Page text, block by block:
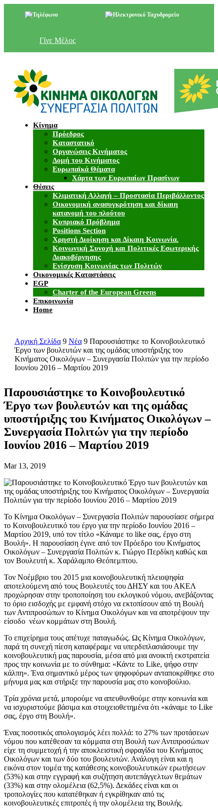
Γίνε Μέλος
Κίνημα
Πρόεδρος
Καταστατικό
Οργανώσεις Κινήματος
Δομή του Κινήματος
Ευρωπαϊκά Θέματα
Χάρτα των Ευρωπαίων Πρασίνων
Θέσεις
Κλιματική Αλλαγή – Προστασία Περιβάλλοντος
Οικονομική ανασυγκρότηση και δίκαιη
κατανομή του πλούτου
Κυπριακό Πρόβλημα
Positions Section
Χρηστή Διοίκηση και Δίκαιη Κοινωνία.
Κοινωνική Συνοχή και Πολιτικές Εσωτερικής
Διακυβέρνησης
Ενίσχυση Κοινωνίας των Πολιτών
Οικονομικές Καταστάσεις
EGP
Charter of the European Greens
Επικοινωνία
Home
Αρχική Σελίδα 9 Νέα 9 Παρουσιάστηκε το Κοινοβουλευτικό
Έργο των βουλευτών και της ομάδας υποστήριξης του
Κινήματος Οικολόγων – Συνεργασία Πολιτών για την περίοδο
Ιουνίου 2016 – Μαρτίου 2019
Παρουσιάστηκε το Κοινοβουλευτικό
Έργο των βουλευτών και της ομάδας
υποστήριξης του Κινήματος Οικολόγων –
Συνεργασία Πολιτών για την περίοδο
Ιουνίου 2016 – Μαρτίου 2019
Mar 13, 2019
Το Κίνημα Οικολόγων – Συνεργασία Πολιτών παρουσίασε σήμερα
το Κοινοβουλευτικό του έργο για την περίοδο Ιουνίου 2016 –
Μαρτίου 2019, υπό τον τίτλο «Κάναμε το like σας, έργο στη
Βουλή». Η παρουσίαση έγινε από τον Πρόεδρο του Κινήματος
Οικολόγων – Συνεργασία Πολιτών κ. Γιώργο Περδίκη καθώς και
τον Βουλευτή κ. Χαράλαμπο Θεόπεμπτου.
Τον Νοέμβριο του 2015 μια κοινοβουλευτική πλειοψηφία
αποτελούμενη από τους Βουλευτές του ΔΗΣΥ και του ΑΚΕΛ
προχώρησαν στην τροποποίηση του εκλογικού νόμου, ανεβάζοντας
το όριο εισδοχής με εμφανή στόχο να εκτοπίσουν από τη Βουλή
των Αντιπροσώπων το Κίνημα Οικολόγων και να αποτρέψουν την
είσοδο νέων κομμάτων στη Βουλή.
Το επιχείρημα τους απέτυχε παταγωδώς. Ως Κίνημα Οικολόγων,
παρά τη συνεχή πίεση καταφέραμε να υπερδιπλασιάσουμε την
κοινοβουλευτική μας παρουσία, μέσα από μια ανοικτή εκστρατεία
προς την κοινωνία με το σύνθημα: «Κάντε το Like, ψήφο στην
κάλπη». Ένα σημαντικό μέρος των ψηφοφόρων ανταποκρίθηκε στο
μήνυμα μας και στήριξε την παρουσία μας στο κοινοβούλιο.
Τρία χρόνια μετά, μπορούμε να απευθυνθούμε στην κοινωνία και
να ισχυριστούμε βάσιμα και στοιχειοθετημένα ότι «κάναμε το Like
σας, έργο στη Βουλή».
Ένας ποσοτικός απολογισμός λέει πολλά: το 27% των προτάσεων
νόμου που κατέθεσαν τα κόμματα στη Βουλή των Αντιπροσώπων
είχε τη συμμετοχή ή την αποκλειστική σφραγίδα του Κινήματος
Οικολόγων και των δύο του βουλευτών. Ανάλογη είναι και η
εικόνα στον τομέα της κατάθεσης κοινοβουλευτικών ερωτήσεων
(53%) και στην εγγραφή και συζήτηση αυτεπάγγελτων θεμάτων
(33%) και στην ολομέλεια (62,5%). Δεκάδες είναι και οι
τροπολογίες που κατατέθηκαν ή εγκρίθηκαν από τις
κοινοβουλευτικές επιτροπές ή την ολομέλεια της Βουλής.